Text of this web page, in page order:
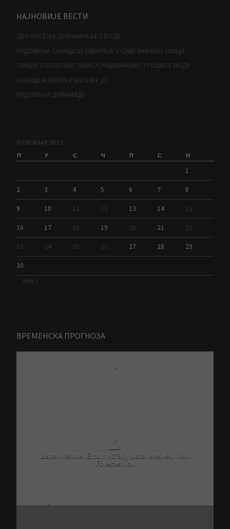
НАЈНОВИЈЕ ВЕСТИ
ДЕО НАСЕЉА ДУВАНИКА БЕЗ ВОДЕ
РАДОВИ НА САНАЦИЈИ ХАВАРИЈЕ У САВЕЗНИЧКОЈ УЛИЦИ
ТОКОМ ТОПЛОТНОГ ТАЛАСА РАЦИОНАЛНО ТРОШИТЕ ВОДУ
САНАЦИЈА КВАРА У НАСЕЉУ Д3
РАДОВИ НА ДУВАНИЦИ
НОВЕМБАР 2015.
П У С Ч П С Н
1
2 3 4 5 6 7 8
9 10 11 12 13 14 15
16 17 18 19 20 21 22
23 24 25 26 27 28 29
30
дец »
ВРЕМЕНСКА ПРОГНОЗА
-
⚠
BetterWeather Error: No any data received from
Forecast.io!.